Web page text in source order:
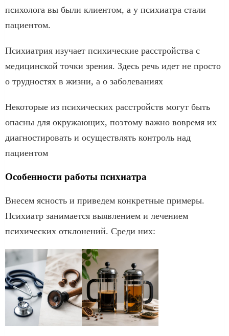
психолога вы были клиентом, а у психиатра стали
пациентом.
Психиатрия изучает психические расстройства с
медицинской точки зрения. Здесь речь идет не просто
о трудностях в жизни, а о заболеваниях
Некоторые из психических расстройств могут быть
опасны для окружающих, поэтому важно вовремя их
диагностировать и осуществлять контроль над
пациентом
Особенности работы психиатра
Внесем ясность и приведем конкретные примеры.
Психиатр занимается выявлением и лечением
психических отклонений. Среди них: